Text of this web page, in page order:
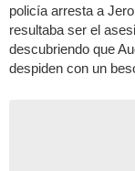
policía arresta a
resultaba ser el
descubriendo que
despiden con un